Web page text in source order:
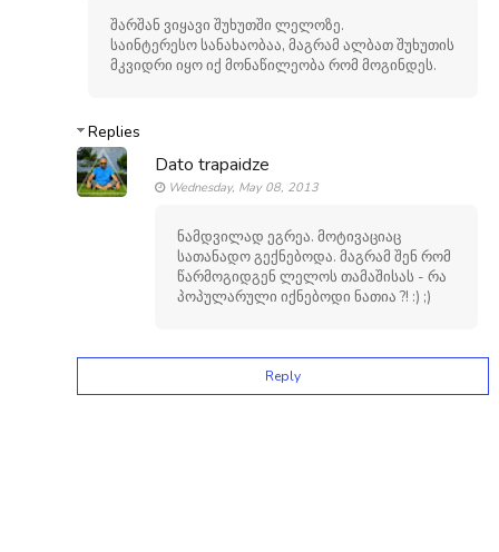
შარშან ვიყავი შუხუთში ლელოზე.
საინტერესო სანახაობაა, მაგრამ ალბათ შუხუთის
მკვიდრი იყო იქ მონაწილეობა რომ მოგინდეს.
Replies
Dato trapaidze
Wednesday, May 08, 2013
ნამდვილად ეგრეა. მოტივაციაც
სათანადო გექნებოდა. მაგრამ შენ რომ
წარმოგიდგენ ლელოს თამაშისას - რა
პოპულარული იქნებოდი ნათია ?! :) ;)
Reply